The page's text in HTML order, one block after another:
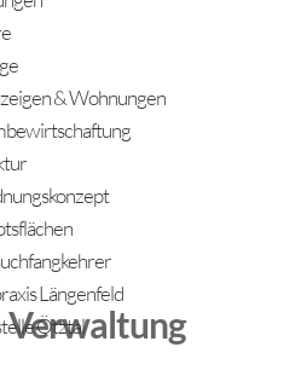
& Wohnungen
Längenfeld
Ötztal